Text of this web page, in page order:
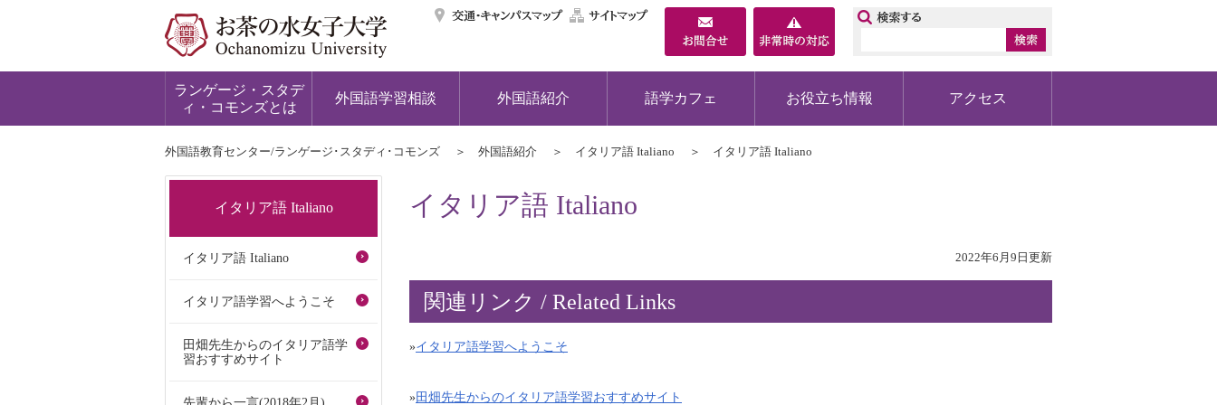
交通・キャンパスマップ
サイトマップ
ランゲージ・スタデ
ィ・コモンズとは
外国語学習相談 外国語紹介 語学カフェ お役立ち情報 アクセス
外国語教育センター/ランゲージ･スタディ･コモンズ 外国語紹介 イタリア語 Italiano イタリア語 Italiano
イタリア語 Italiano
2022年6月9日更新
関連リンク / Related Links
»イタリア語学習へようこそ
»田畑先生からのイタリア語学習おすすめサイト
イタリア語 Italiano
イタリア語 Italiano
イタリア語学習へようこそ
田畑先生からのイタリア語学
習おすすめサイト